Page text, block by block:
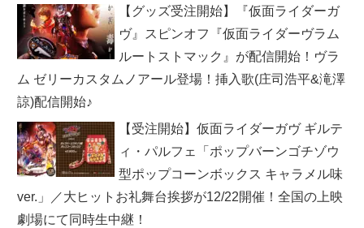
【グッズ受注開始】『仮面ライダーガ
ヴ』スピンオフ『仮面ライダーヴラム
ルートストマック』が配信開始！ヴラ
ム ゼリーカスタムノアール登場！挿入歌(庄司浩平&滝澤
諒)配信開始♪
【受注開始】仮面ライダーガヴ ギルテ
ィ・パルフェ「ポップバーンゴチゾウ
型ポップコーンボックス キャラメル味
ver.」／大ヒットお礼舞台挨拶が12/22開催！全国の上映
劇場にて同時生中継！